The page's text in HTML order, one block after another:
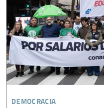
democracia